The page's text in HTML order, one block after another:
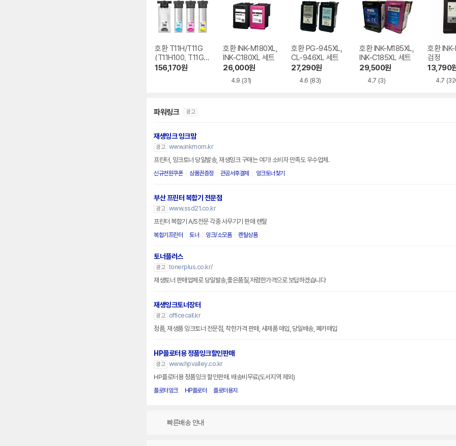
호환 T11H/T11G
(T11H100, T11G2
00, T11G300, T11
156,170원
호환 INK-M180XL,
INK-C180XL 세트
26,000원
4.9 (31)
호환 PG-945XL,
CL-946XL 세트
27,290원
4.6 (83)
호환 INK-M185XL,
INK-C185XL 세트
29,500원
4.7 (3)
호환
검정
13,790
4.7
파워링크 광고
재생잉크 잉크맘
광고 www.inkmom.kr
프린터, 잉크토너 당일발송, 재생잉크 구매는 여기! 소비자 만족도 우수업체.
신규천원쿠폰 상품권증정 관공서후결제 잉크토너찿기
부산 프린터 복합기 전문점
광고 www.ssd21.co.kr
프린터 복합기 A/S전문 각종 사무기기 판매 렌탈
복합기프린터 토너 잉크/소모품 렌탈상품
토너플러스
광고 tonerplus.co.kr/
재생토너 판매업체로 당일발송,좋은품질,저렴한가격으로 보답하겠습니다
재생잉크토너장터
광고
officecall.kr
정품, 재생품 잉크토너 전문점, 착한가격 판매, 새제품 매입, 당일배송, 폐카매입
HP플로터용 정품잉크할인판매
광고 www.hpvalley.co.kr
HP플로터용 정품잉크 할인판매. 배송비무료(도서지역 제외)
플로터잉크 HP플로터 플로터용지
빠른배송 안내